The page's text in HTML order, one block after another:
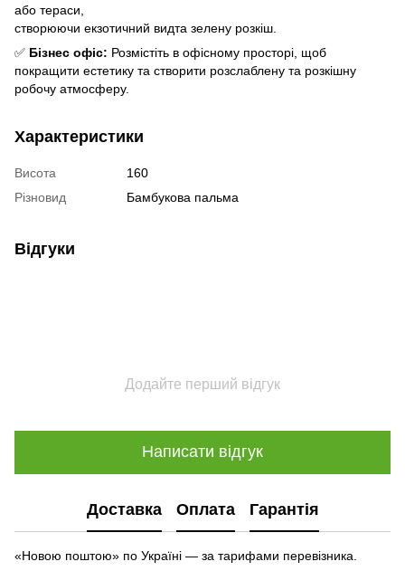
або тераси,
створюючи екзотичний видта зелену розкіш.
✅ Бізнес офіс: Розмістіть в офісному просторі, щоб
покращити естетику та створити розслаблену та розкішну
робочу атмосферу.
Характеристики
Висота
160
Різновид
Бамбукова пальма
Відгуки
Додайте перший відгук
Написати відгук
Доставка Оплата Гарантія
«Новою поштою» по Україні — за тарифами перевізника.